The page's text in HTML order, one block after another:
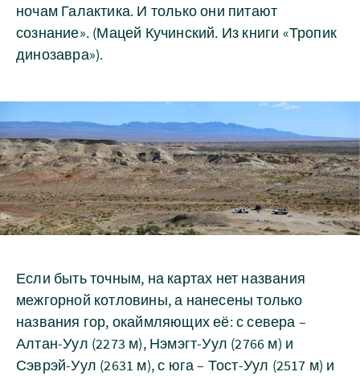
ночам Галактика. И только они питают
сознание». (Мацей Кучинский. Из книги «Тропик
динозавра»).
Если быть точным, на картах нет названия
межгорной котловины, а нанесены только
названия гор, окаймляющих её: с севера –
Алтан-Уул (2273 м), Нэмэгт-Уул (2766 м) и
Сэврэй-Уул (2631 м), с юга – Тост-Уул (2517 м) и